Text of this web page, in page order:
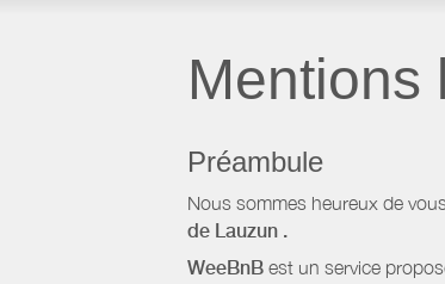
Mentions
Préambule
Nous sommes heureux de
de Lauzun .
WeeBnB est un service